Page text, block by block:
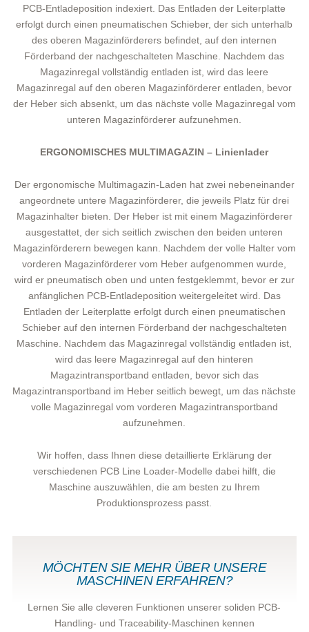
PCB-Entladeposition indexiert. Das Entladen der Leiterplatte
erfolgt durch einen pneumatischen Schieber, der sich unterhalb
des oberen Magazinförderers befindet, auf den internen
Förderband der nachgeschalteten Maschine. Nachdem das
Magazinregal vollständig entladen ist, wird das leere
Magazinregal auf den oberen Magazinförderer entladen, bevor
der Heber sich absenkt, um das nächste volle Magazinregal vom
unteren Magazinförderer aufzunehmen.
ERGONOMISCHES MULTIMAGAZIN – Linienlader
Der ergonomische Multimagazin-Laden hat zwei nebeneinander
angeordnete untere Magazinförderer, die jeweils Platz für drei
Magazinhalter bieten. Der Heber ist mit einem Magazinförderer
ausgestattet, der sich seitlich zwischen den beiden unteren
Magazinförderern bewegen kann. Nachdem der volle Halter vom
vorderen Magazinförderer vom Heber aufgenommen wurde,
wird er pneumatisch oben und unten festgeklemmt, bevor er zur
anfänglichen PCB-Entladeposition weitergeleitet wird. Das
Entladen der Leiterplatte erfolgt durch einen pneumatischen
Schieber auf den internen Förderband der nachgeschalteten
Maschine. Nachdem das Magazinregal vollständig entladen ist,
wird das leere Magazinregal auf den hinteren
Magazintransportband entladen, bevor sich das
Magazintransportband im Heber seitlich bewegt, um das nächste
volle Magazinregal vom vorderen Magazintransportband
aufzunehmen.
Wir hoffen, dass Ihnen diese detaillierte Erklärung der
verschiedenen PCB Line Loader-Modelle dabei hilft, die
Maschine auszuwählen, die am besten zu Ihrem
Produktionsprozess passt.
MÖCHTEN SIE MEHR ÜBER UNSERE
MASCHINEN ERFAHREN?
Lernen Sie alle cleveren Funktionen unserer soliden PCB-
Handling- und Traceability-Maschinen kennen